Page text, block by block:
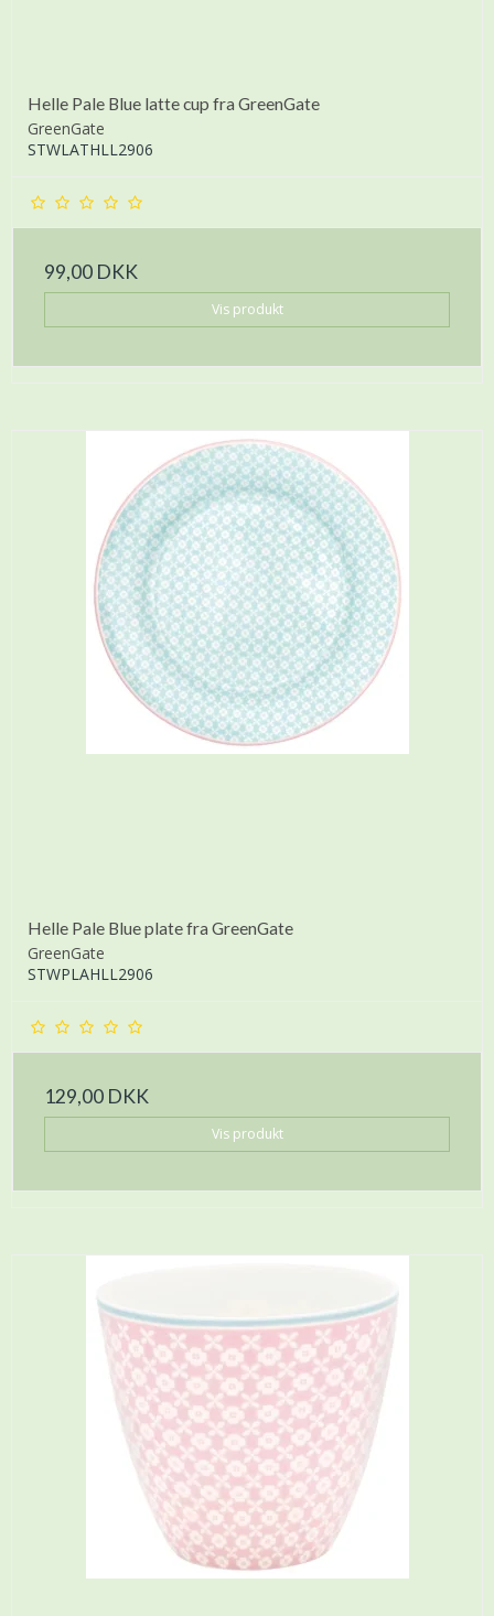
Helle Pale Blue latte cup fra GreenGate
GreenGate
STWLATHLL2906
99,00 DKK
Vis produkt
Helle Pale Blue plate fra GreenGate
GreenGate
STWPLAHLL2906
129,00 DKK
Vis produkt